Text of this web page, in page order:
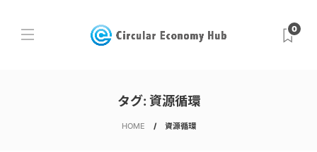
0
タグ: 資源循環
HOME 資源循環